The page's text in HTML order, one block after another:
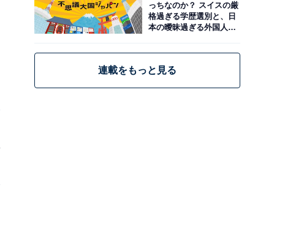
っちなのか？ スイスの厳
格過ぎる学歴選別と、日
本の曖昧過ぎる外国人政
連載をもっと見る